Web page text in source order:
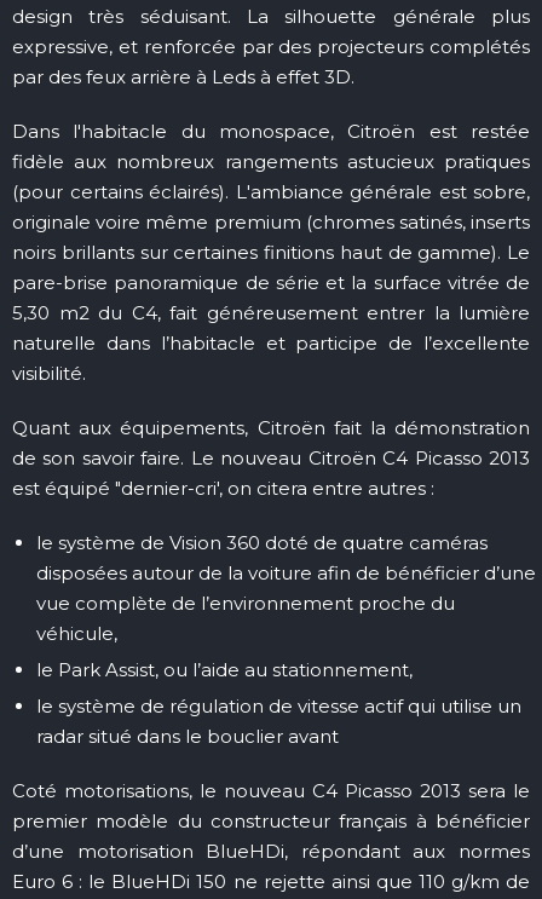
design très séduisant. La silhouette générale plus
expressive, et renforcée par des projecteurs complétés
par des feux arrière à Leds à effet 3D.
Dans l'habitacle du monospace, Citroën est restée
fidèle aux nombreux rangements astucieux pratiques
(pour certains éclairés). L'ambiance générale est sobre,
originale voire même premium (chromes satinés, inserts
noirs brillants sur certaines finitions haut de gamme). Le
pare-brise panoramique de série et la surface vitrée de
5,30 m2 du C4, fait généreusement entrer la lumière
naturelle dans l’habitacle et participe de l’excellente
visibilité.
Quant aux équipements, Citroën fait la démonstration
de son savoir faire. Le nouveau Citroën C4 Picasso 2013
est équipé "dernier-cri', on citera entre autres :
le système de Vision 360 doté de quatre caméras
disposées autour de la voiture afin de bénéficier d’une
vue complète de l’environnement proche du
véhicule,
le Park Assist, ou l’aide au stationnement,
le système de régulation de vitesse actif qui utilise un
radar situé dans le bouclier avant
Coté motorisations, le nouveau C4 Picasso 2013 sera le
premier modèle du constructeur français à bénéficier
d’une motorisation BlueHDi, répondant aux normes
Euro 6 : le BlueHDi 150 ne rejette ainsi que 110 g/km de